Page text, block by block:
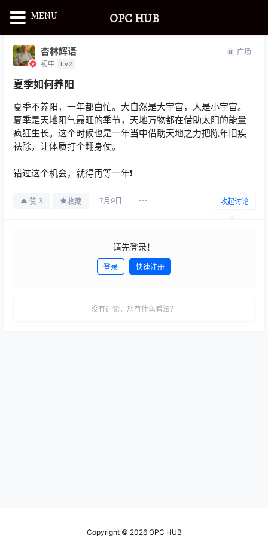
杏林辉语
初中 Lv2
广场
夏季如何养阳
夏季不养阳，一年都白忙。大自然是大宇宙，人是小宇宙。
夏季是天地阳气最旺的季节，天地万物都在借助太阳的能量
疯狂生长。这个时候也是一年当中借助天地之力把陈年旧疾
祛除，让体质打个翻身仗。
错过这个机会，就得再等一年❗️
赞 3 收藏 7月9日 收起讨论
请先登录！
登录 快速注册
没有讨论，您有什么看法？
Copyright © 2026OPC HUB
MENU OPC HUB